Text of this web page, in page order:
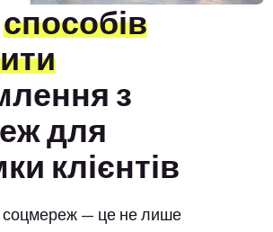
способів
з
для
клієнтів
соцмереж — це не лише